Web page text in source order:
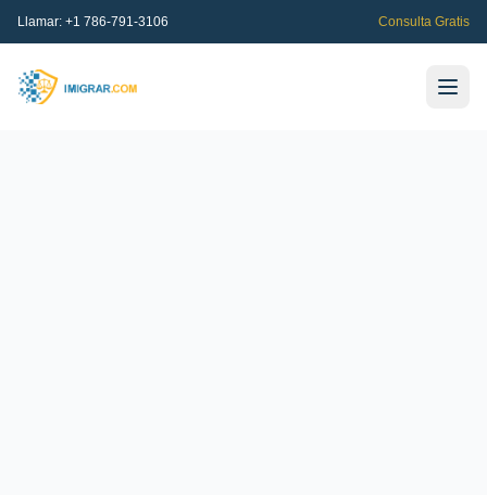
Llamar: +1 786-791-3106 Consulta Gratis